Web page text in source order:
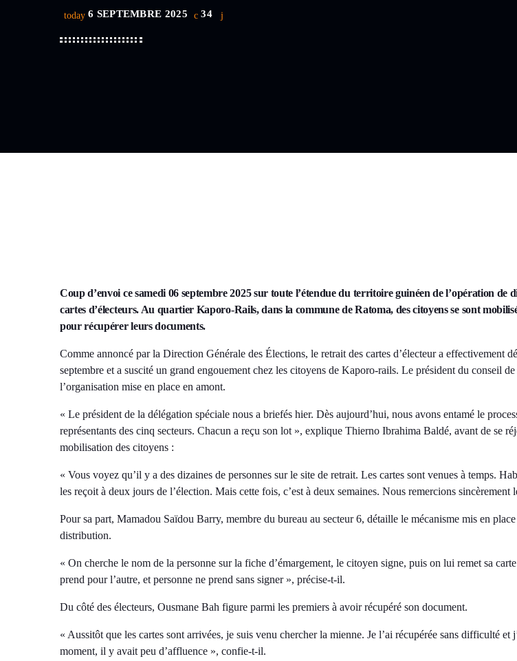
today 6 SEPTEMBRE 2025 34
Coup d’envoi ce samedi 06 septembre 2025 sur toute l’étendue du territoire guinéen de l’opération de
cartes d’électeurs. Au quartier Kaporo-Rails, dans la commune de Ratoma, des citoyens se sont
pour récupérer leurs documents.
Comme annoncé par la Direction Générale des Élections, le retrait des cartes d’électeur a effectivement
septembre et a suscité un grand engouement chez les citoyens de Kaporo-rails. Le président du conseil
l’organisation mise en place en amont.
« Le président de la délégation spéciale nous a briefés hier. Dès aujourd’hui, nous avons entamé le
représentants des cinq secteurs. Chacun a reçu son lot », explique Thierno Ibrahima Baldé, avant de se
mobilisation des citoyens :
« Vous voyez qu’il y a des dizaines de personnes sur le site de retrait. Les cartes sont venues à temps.
les reçoit à deux jours de l’élection. Mais cette fois, c’est à deux semaines. Nous remercions sincèrement
Pour sa part, Mamadou Saïdou Barry, membre du bureau au secteur 6, détaille le mécanisme mis en
distribution.
« On cherche le nom de la personne sur la fiche d’émargement, le citoyen signe, puis on lui remet sa
prend pour l’autre, et personne ne prend sans signer », précise-t-il.
Du côté des électeurs, Ousmane Bah figure parmi les premiers à avoir récupéré son document.
« Aussitôt que les cartes sont arrivées, je suis venu chercher la mienne. Je l’ai récupérée sans difficulté et
moment, il y avait peu d’affluence », confie-t-il.